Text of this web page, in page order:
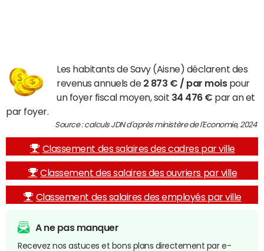
Les habitants de Savy (Aisne) déclarent des
revenus annuels de 2 873 € / par moispour
un foyer fiscal moyen, soit 34 476 € par an et
par foyer.
Source : calculs JDN d'après ministère de l'Economie, 2024
Classement des salaires des cadres par ville
Classement des salaires des ouvriers par ville
Classement des salaires des employés par ville
A ne pas manquer
Recevez nos astuces et bons plans directement par e-